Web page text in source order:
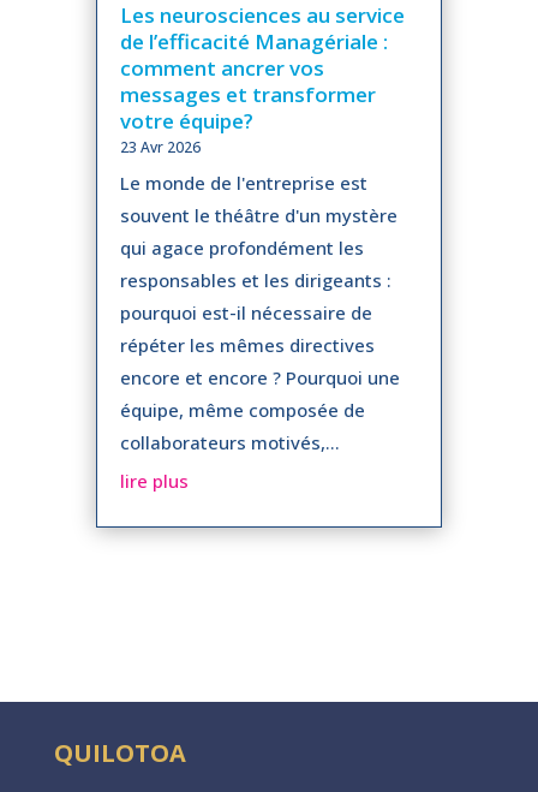
Les neurosciences au service
de l’efficacité Managériale :
comment ancrer vos
messages et transformer
votre équipe?
23 Avr 2026
Le monde de l'entreprise est
souvent le théâtre d'un mystère
qui agace profondément les
responsables et les dirigeants :
pourquoi est-il nécessaire de
répéter les mêmes directives
encore et encore ? Pourquoi une
équipe, même composée de
collaborateurs motivés,...
lire plus
QUILOTOA